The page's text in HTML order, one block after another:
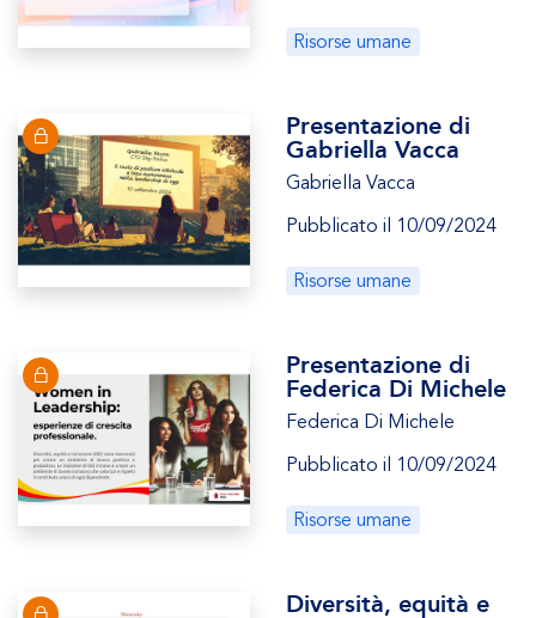
Risorse umane
Presentazione di
Gabriella Vacca
Gabriella Vacca
Pubblicato il 10/09/2024
Risorse umane
Presentazione di
Federica Di Michele
Federica Di Michele
Pubblicato il 10/09/2024
Risorse umane
Diversità, equità e